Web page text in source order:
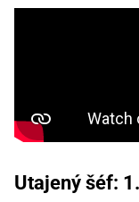
Utajený šéf: